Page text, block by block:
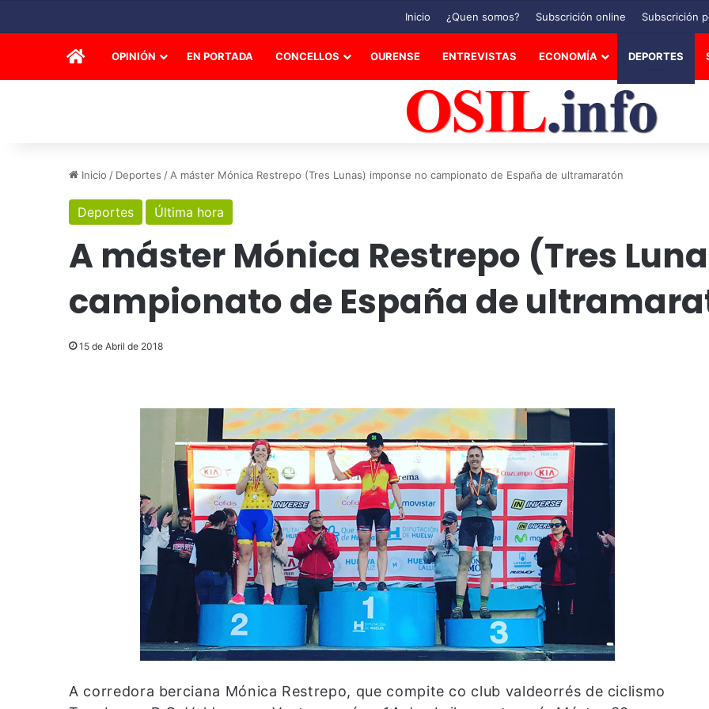
Inicio ¿Quen somos? Subscrición online Subscrición
INICIOOPINIÓN EN PORTADA CONCELLOS OURENSE ENTREVISTAS ECONOMÍA DEPORTES
Inicio / Deportes / A máster Mónica Restrepo (Tres Lunas) imponse no campionato de España de ultramaratón
Deportes Última hora
A máster Mónica Restrepo (Tres
campionato de España de
15 de Abril de 2018
A corredora berciana Mónica Restrepo, que compite co club valdeorrés de ciclismo